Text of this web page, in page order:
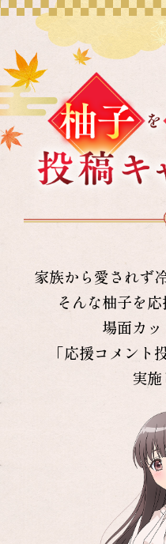
家族から愛されず
そんな柚子を応
場面カ
「応援コメント
実施